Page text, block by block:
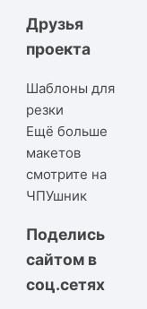
Друзья
проекта
Шаблоны для
резки
Ещё больше
макетов
смотрите на
ЧПУшник
Поделись
сайтом в
соц.сетях